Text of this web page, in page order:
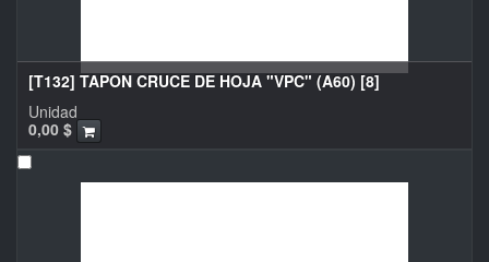
[T132] TAPON CRUCE DE HOJA "VPC" (A60) [8]
0,00 $
Unidad